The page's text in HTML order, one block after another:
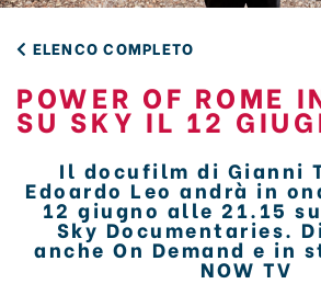
ELENCO COMPLETO
POWER OF ROME
SU SKY IL 12
Il docufilm di Gianni
Edoardo Leo andrà in
12 giugno alle 21.15
Sky Documentaries.
anche On Demand e in
NOW TV